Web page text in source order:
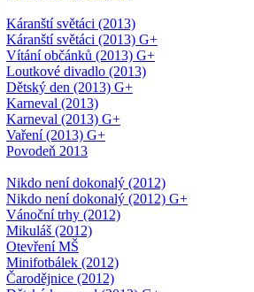
Káranští světáci (2013)
Káranští světáci (2013) G+
Vítání občánků (2013) G+
Loutkové divadlo (2013)
Dětský den (2013) G+
Karneval (2013)
Karneval (2013) G+
Vaření (2013) G+
Povodeň 2013
Nikdo není dokonalý (2012)
Nikdo není dokonalý (2012) G+
Vánoční trhy (2012)
Mikuláš (2012)
Otevření MŠ
Minifotbálek (2012)
Čarodějnice (2012)